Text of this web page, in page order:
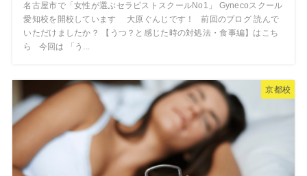
名古屋市で「女性が選ぶセラピストスクールNo1」 Gynecoスクール
愛知校を開校しています 大原ぐんじです！ 前回のブログ 読んで
いただけましたか？ 【うつ？と感じた時の対処法・食事編】はこち
ら 今回は 「う...
京都校